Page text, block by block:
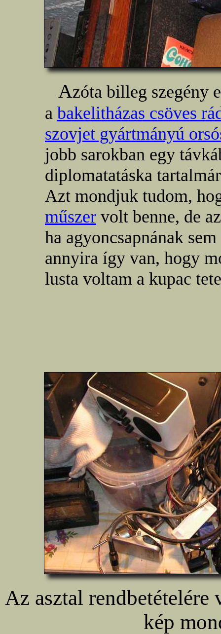
Azóta billeg szegény
a bakelitházas csöves
szovjet gyártmányú
jobb sarokban egy
diplomatatáska
Azt mondjuk tudom,
műszer volt benne, de
ha agyoncsapnának
annyira így van, hogy
lusta voltam a kupac
Az asztal
kép